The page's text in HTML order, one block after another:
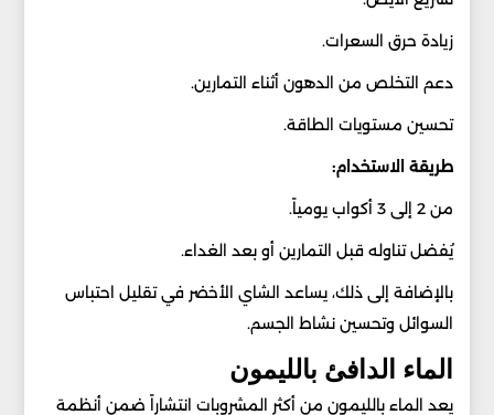
زيادة حرق السعرات.
دعم التخلص من الدهون أثناء التمارين.
تحسين مستويات الطاقة.
طريقة الاستخدام:
من 2 إلى 3 أكواب يومياً.
يُفضل تناوله قبل التمارين أو بعد الغداء.
بالإضافة إلى ذلك، يساعد الشاي الأخضر في تقليل احتباس
السوائل وتحسين نشاط الجسم.
الماء الدافئ بالليمون
يعد الماء بالليمون من أكثر المشروبات انتشاراً ضمن أنظمة